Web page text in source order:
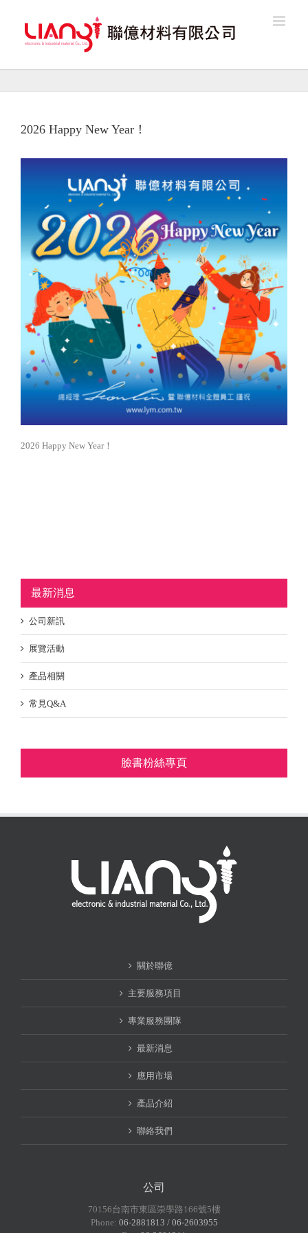
content
2026 Happy New Year！
2026 Happy New Year！
最新消息
公司新訊
展覽活動
產品相關
常見Q&A
臉書粉絲專頁
關於聯億
主要服務項目
專業服務團隊
最新消息
應用市場
產品介紹
聯絡我們
公司
70156台南市東區崇學路166號5樓
Phone: 06-2881813 / 06-2603955